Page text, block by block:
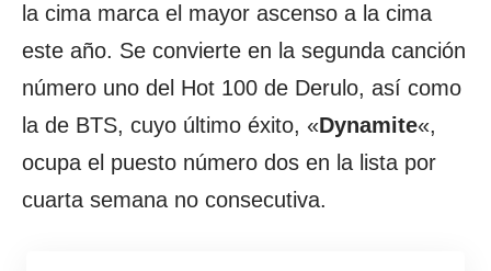
la cima marca el mayor ascenso a la cima
este año. Se convierte en la segunda canción
número uno del Hot 100 de Derulo, así como
la de BTS, cuyo último éxito, «Dynamite«,
ocupa el puesto número dos en la lista por
cuarta semana no consecutiva.